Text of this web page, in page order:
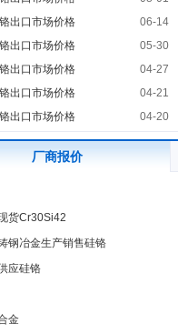
出口市场价格
06-14
出口市场价格
05-30
出口市场价格
04-27
出口市场价格
04-21
出口市场价格 04-20
厂商报价
货Cr30Si42
钢冶金生产销售硅铬
应硅铬
金